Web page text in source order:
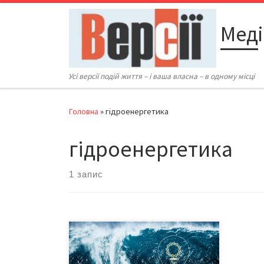
Перейти до вмісту
Усі версії подій життя – і ваша власна – в одному місці
Головна »гідроенергетика
гідроенергетика
1 запис
Новоприйнята урядова Програма
розвитку гідроенергетики – ще
один убивчий чинник для України